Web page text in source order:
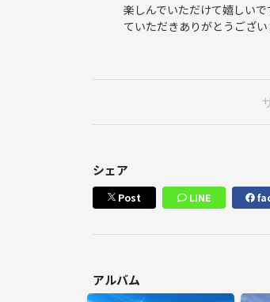
楽しんでいただけて嬉しい
ていただきありがとうござ
シェア
Post LINE
アルバム